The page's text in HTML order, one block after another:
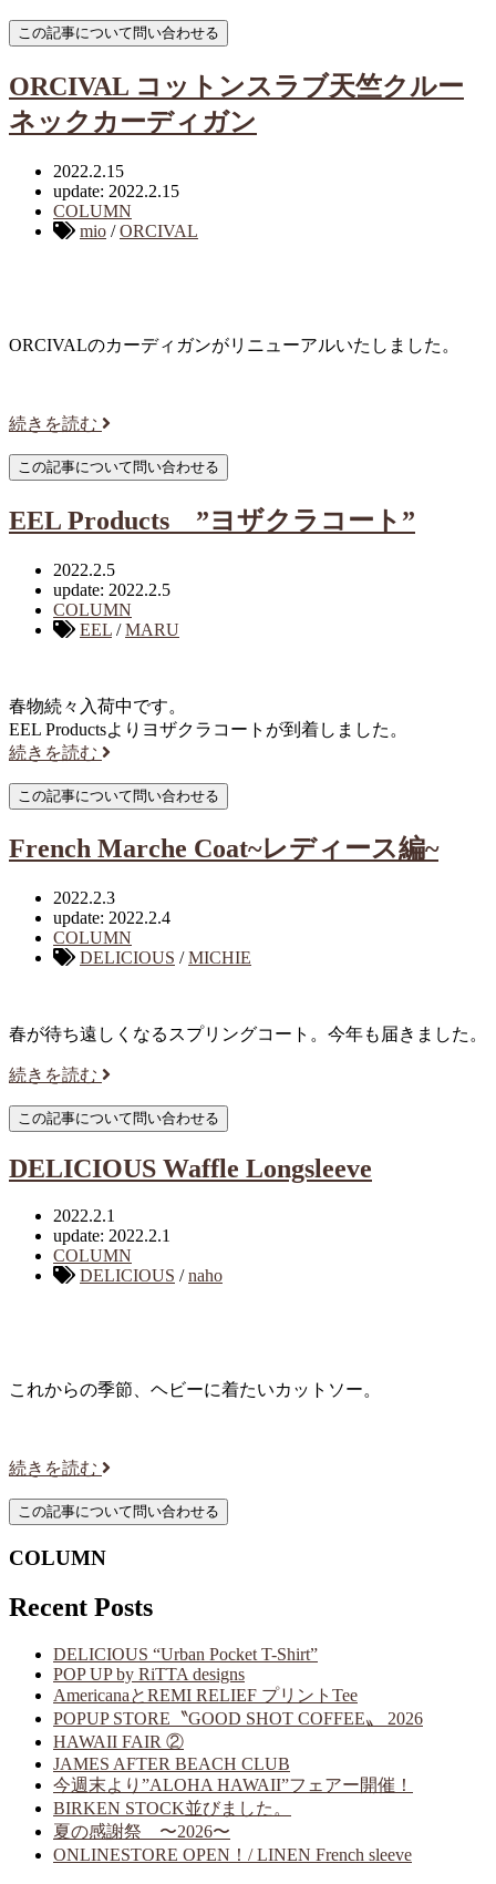
ORCIVAL コットンスラブ天竺クルー
ネックカーディガン
2022.2.15
update: 2022.2.15
COLUMN
mio /ORCIVAL
ORCIVALのカーディガンがリニューアルいたしました。
続きを読む
EEL Products ”ヨザクラコート”
2022.2.5
update: 2022.2.5
COLUMN
EEL /MARU
春物続々入荷中です。
EEL Productsよりヨザクラコートが到着しました。
続きを読む
French Marche Coat~レディース編~
2022.2.3
update: 2022.2.4
COLUMN
DELICIOUS /MICHIE
春が待ち遠しくなるスプリングコート。今年も届きました。
続きを読む
DELICIOUS Waffle Longsleeve
2022.2.1
update: 2022.2.1
COLUMN
DELICIOUS /naho
これからの季節、ヘビーに着たいカットソー。
続きを読む
COLUMN
Recent Posts
DELICIOUS “Urban Pocket T-Shirt”
POP UP by RiTTA designs
AmericanaとREMI RELIEF プリントTee
POPUP STORE〝GOOD SHOT COFFEE〟 2026
HAWAII FAIR ②
JAMES AFTER BEACH CLUB
今週末より”ALOHA HAWAII”フェアー開催！
BIRKEN STOCK並びました。
夏の感謝祭 〜2026〜
ONLINESTORE OPEN！/ LINEN French sleeve